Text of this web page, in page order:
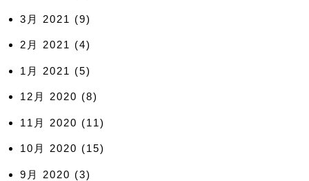
3月 2021 (9)
2月 2021 (4)
1月 2021 (5)
12月 2020 (8)
11月 2020 (11)
10月 2020 (15)
9月 2020 (3)